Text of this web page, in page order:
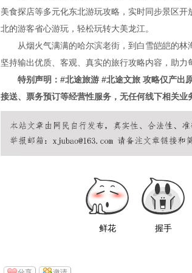
美食探店等多元化东北游玩攻略，实时同步景区
北的游客省心游玩，轻松玩转大美龙江。
从烟火气满满的哈尔滨老街，到白雪皑皑的林
坚持输出优质、客观、真实的旅行攻略内容，助力
特别声明：#北途旅游 #北途文旅 攻略仅产出原
接送、票务预订等经营性服务，无任何线下相关业
鲜花 握手